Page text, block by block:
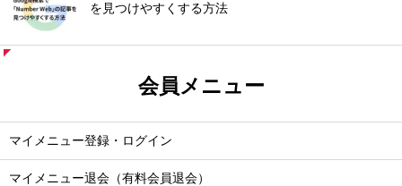
を見つけやすくする方法
会員メニュー
マイメニュー登録・ログイン
マイメニュー退会（有料会員退会）